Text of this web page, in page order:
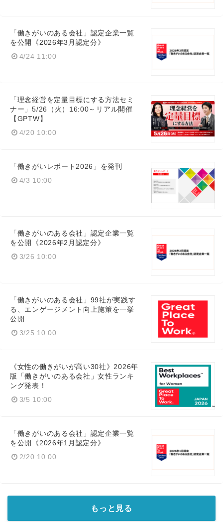
「働きがいのある会社」認定企業一覧
を公開《2026年3月認定分》
4/24 11:00
「理念経営を定量目標にする方法セミ
ナー」5/26（火）16:00～リアル開催
【GPTW】
4/20 10:00
「働きがいレポート2026」を発刊
4/3 10:00
「働きがいのある会社」認定企業一覧
を公開《2026年2月認定分》
3/26 10:00
「働きがいのある会社」99社が実践す
る、エンゲージメント向上施策を一挙
公開
3/25 10:00
《女性の働きがいが高い30社》2026年
版「働きがいのある会社」女性ランキ
ング発表！
3/5 10:00
「働きがいのある会社」認定企業一覧
を公開《2026年1月認定分》
2/20 10:00
もっと見る
Japanese
English